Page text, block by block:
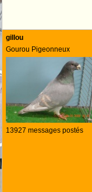
gillou
Gourou Pigeonneux
13927 messages postés